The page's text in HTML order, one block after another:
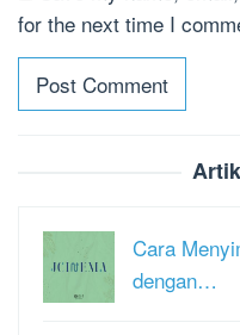
for the next time I
Cara
dengan…